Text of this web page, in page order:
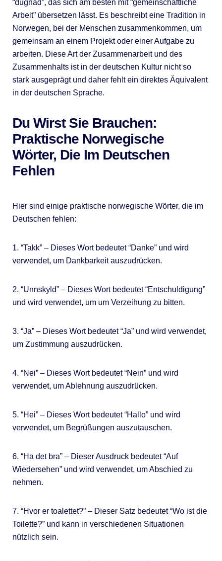
“dugnad”, das sich am besten mit “gemeinschaftliche
Arbeit” übersetzen lässt. Es beschreibt eine Tradition in
Norwegen, bei der Menschen zusammenkommen, um
gemeinsam an einem Projekt oder einer Aufgabe zu
arbeiten. Diese Art der Zusammenarbeit und des
Zusammenhalts ist in der deutschen Kultur nicht so
stark ausgeprägt und daher fehlt ein direktes Äquivalent
in der deutschen Sprache.
Du Wirst Sie Brauchen:
Praktische Norwegische
Wörter, Die Im Deutschen
Fehlen
Hier sind einige praktische norwegische Wörter, die im
Deutschen fehlen:
1. “Takk” – Dieses Wort bedeutet “Danke” und wird
verwendet, um Dankbarkeit auszudrücken.
2. “Unnskyld” – Dieses Wort bedeutet “Entschuldigung”
und wird verwendet, um um Verzeihung zu bitten.
3. “Ja” – Dieses Wort bedeutet “Ja” und wird verwendet,
um Zustimmung auszudrücken.
4. “Nei” – Dieses Wort bedeutet “Nein” und wird
verwendet, um Ablehnung auszudrücken.
5. “Hei” – Dieses Wort bedeutet “Hallo” und wird
verwendet, um Begrüßungen auszutauschen.
6. “Ha det bra” – Dieser Ausdruck bedeutet “Auf
Wiedersehen” und wird verwendet, um Abschied zu
nehmen.
7. “Hvor er toalettet?” – Dieser Satz bedeutet “Wo ist die
Toilette?” und kann in verschiedenen Situationen
nützlich sein.